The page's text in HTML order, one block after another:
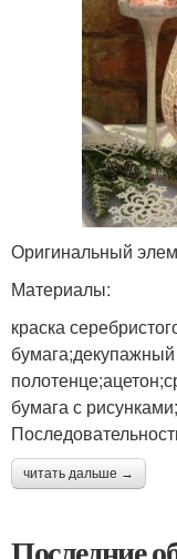
Оригинальный
Материалы:
краска
бумага с
читать дальше →